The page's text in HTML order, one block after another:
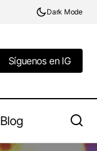
Dark Mode
Síguenos en IG
Blog